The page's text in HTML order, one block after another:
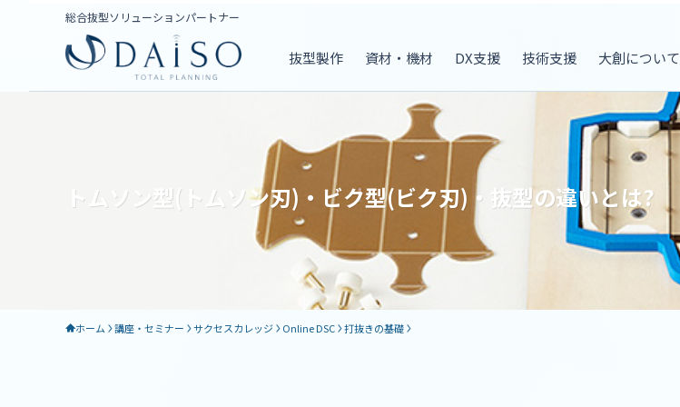
総合抜型ソリューションパートナー
抜型製作 資材・機材 DX支援 技術支援 大創について
トムソン型(トムソン刃)・ビク型(ビク刃)・抜型の違いとは?
ホーム 講座・セミナー サクセスカレッジ Online DSC 打抜きの基礎